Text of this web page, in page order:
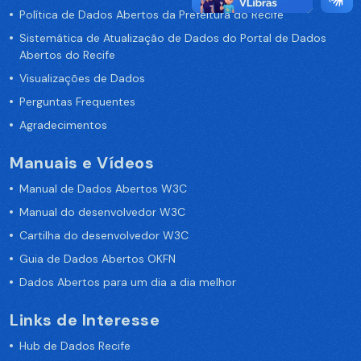
Política de Dados Abertos da Prefeitura do Recife
Sistemática de Atualização de Dados do Portal de Dados
Abertos do Recife
Visualizações de Dados
Perguntas Frequentes
Agradecimentos
Manuais e Vídeos
Manual de Dados Abertos W3C
Manual do desenvolvedor W3C
Cartilha do desenvolvedor W3C
Guia de Dados Abertos OKFN
Dados Abertos para um dia a dia melhor
Links de Interesse
Hub de Dados Recife